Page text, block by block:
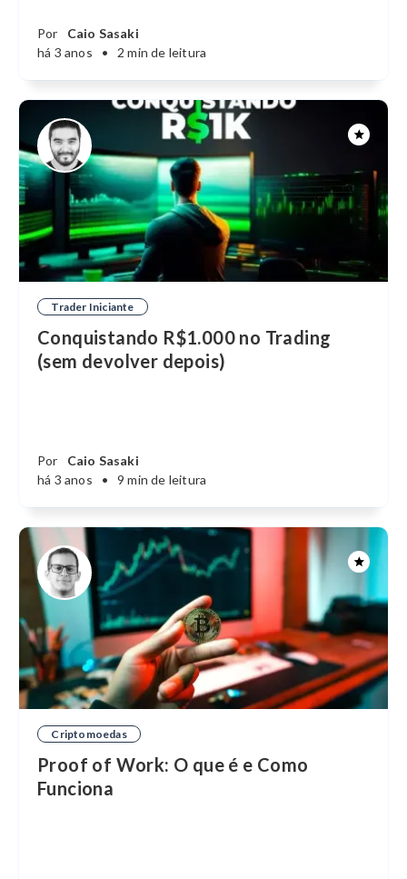
Por
Caio Sasaki
há 3 anos
• 2 min de leitura
Trader Iniciante
Conquistando R$1.000 no Trading
(sem devolver depois)
Por
Caio Sasaki
há 3 anos
• 9 min de leitura
Criptomoedas
Proof of Work: O que é e Como
Funciona